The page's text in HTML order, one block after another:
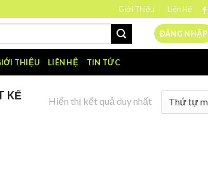
Giới Thiệu Liên Hệ
ĐĂNG NHẬP
THIỆU LIÊN HỆ TIN TỨC
KẾ
Hiển thị kết quả duy nhất